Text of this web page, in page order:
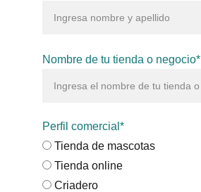
Nombre de tu tienda o negocio*
Perfil comercial*
Tienda de mascotas
Tienda online
Criadero